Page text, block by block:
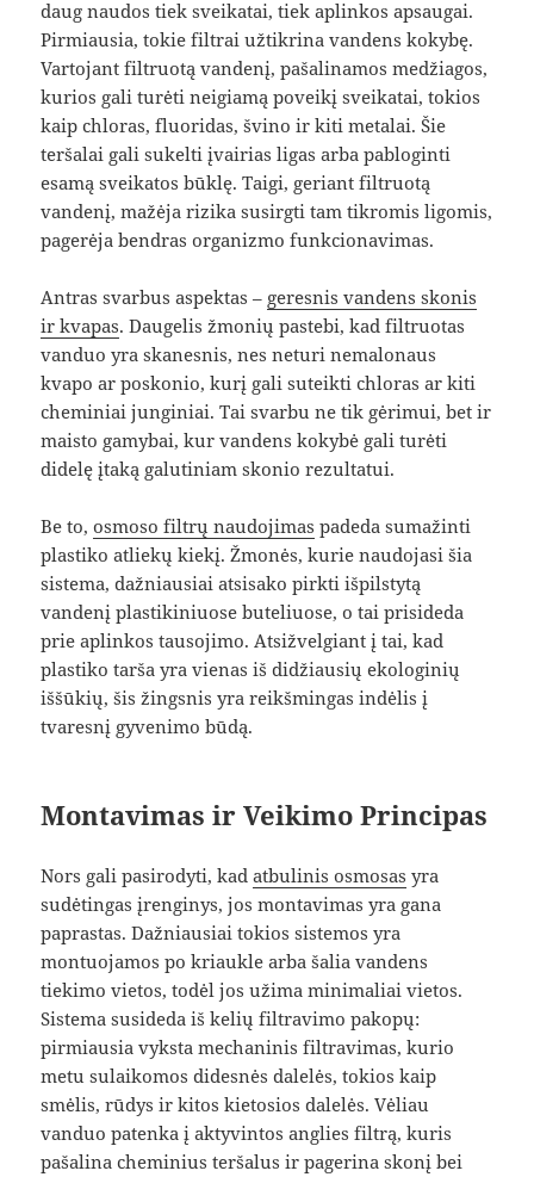
daug naudos tiek sveikatai, tiek aplinkos apsaugai.
Pirmiausia, tokie filtrai užtikrina vandens kokybę.
Vartojant filtruotą vandenį, pašalinamos medžiagos,
kurios gali turėti neigiamą poveikį sveikatai, tokios
kaip chloras, fluoridas, švino ir kiti metalai. Šie
teršalai gali sukelti įvairias ligas arba pabloginti
esamą sveikatos būklę. Taigi, geriant filtruotą
vandenį, mažėja rizika susirgti tam tikromis ligomis,
pagerėja bendras organizmo funkcionavimas.
Antras svarbus aspektas – geresnis vandens skonis
ir kvapas. Daugelis žmonių pastebi, kad filtruotas
vanduo yra skanesnis, nes neturi nemalonaus
kvapo ar poskonio, kurį gali suteikti chloras ar kiti
cheminiai junginiai. Tai svarbu ne tik gėrimui, bet ir
maisto gamybai, kur vandens kokybė gali turėti
didelę įtaką galutiniam skonio rezultatui.
Be to,osmoso filtrų naudojimas padeda sumažinti
plastiko atliekų kiekį. Žmonės, kurie naudojasi šia
sistema, dažniausiai atsisako pirkti išpilstytą
vandenį plastikiniuose buteliuose, o tai prisideda
prie aplinkos tausojimo. Atsižvelgiant į tai, kad
plastiko tarša yra vienas iš didžiausių ekologinių
iššūkių, šis žingsnis yra reikšmingas indėlis į
tvaresnį gyvenimo būdą.
Montavimas ir Veikimo Principas
Nors gali pasirodyti, kadatbulinis osmosas yra
sudėtingas įrenginys, jos montavimas yra gana
paprastas. Dažniausiai tokios sistemos yra
montuojamos po kriaukle arba šalia vandens
tiekimo vietos, todėl jos užima minimaliai vietos.
Sistema susideda iš kelių filtravimo pakopų:
pirmiausia vyksta mechaninis filtravimas, kurio
metu sulaikomos didesnės dalelės, tokios kaip
smėlis, rūdys ir kitos kietosios dalelės. Vėliau
vanduo patenka į aktyvintos anglies filtrą, kuris
pašalina cheminius teršalus ir pagerina skonį bei